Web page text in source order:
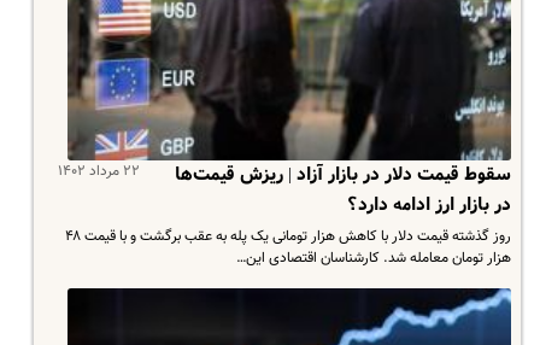
۲۲ مرداد ۱۴۰۲
سقوط قیمت دلار در بازار آزاد | ریزش قیمت‌ها
در بازار ارز ادامه دارد؟
روز گذشته قیمت دلار با کاهش هزار تومانی یک پله به عقب برگشت و با قیمت ۴۸
هزار تومان معامله شد. کارشناسان اقتصادی این…